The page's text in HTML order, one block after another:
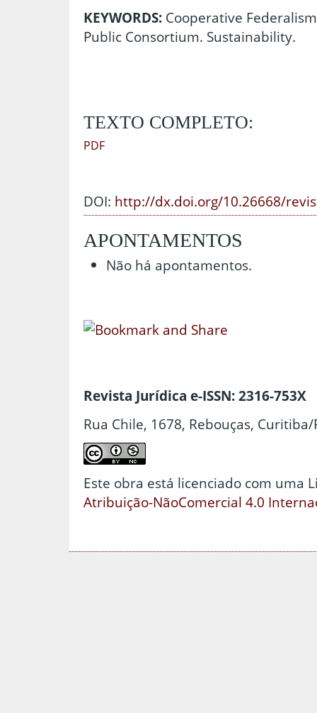
KEYWORDS: Cooperative
Public Consortium. Sustainability.
TEXTO COMPLETO:
PDF
DOI: http://dx.doi.org/10.26668/
APONTAMENTOS
Não há apontamentos.
Revista Jurídica e-ISSN: 2316-753X
Rua Chile, 1678, Rebouças, Curitiba/
Este obra está licenciado com uma
Atribuição-NãoComercial 4.0